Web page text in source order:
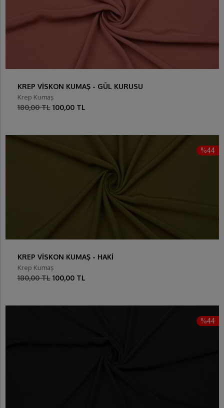
KREP VİSKON KUMAŞ - GÜL KURUSU
Krep Kumaş
180,00 TL 100,00 TL
%44
KREP VİSKON KUMAŞ - HAKİ
Krep Kumaş
180,00 TL 100,00 TL
%44